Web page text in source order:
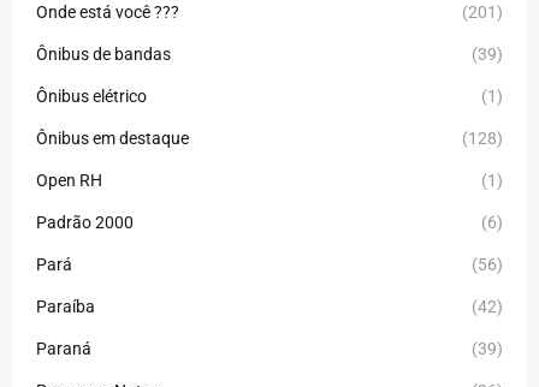
Onde está você ??? (201)
Ônibus de bandas (39)
Ônibus elétrico (1)
Ônibus em destaque (128)
Open RH (1)
Padrão 2000 (6)
Pará (56)
Paraíba (42)
Paraná (39)